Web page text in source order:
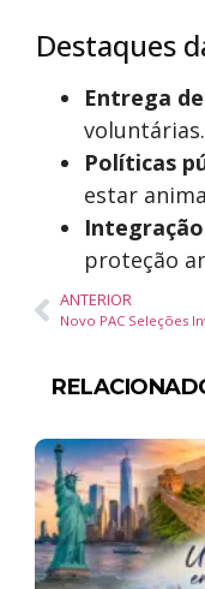
Destaques
Entrega
voluntárias.
Políticas
estar
proteção
ANTERIOR